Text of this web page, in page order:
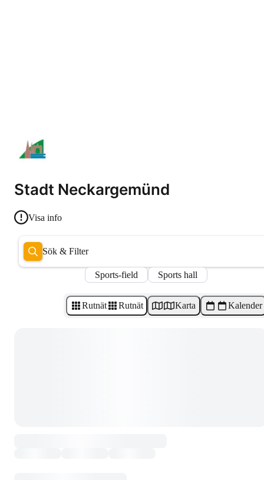
Stadt Neckargemünd
Visa info
Sök & Filter
Sports-field Sports hall
Rutnät Rutnät Karta Kalender